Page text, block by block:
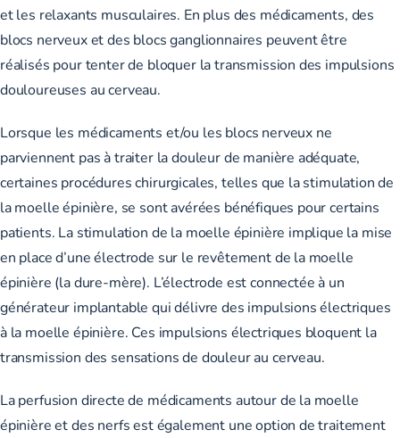
et les relaxants musculaires. En plus des médicaments, des
blocs nerveux et des blocs ganglionnaires peuvent être
réalisés pour tenter de bloquer la transmission des impulsions
douloureuses au cerveau.
Lorsque les médicaments et/ou les blocs nerveux ne
parviennent pas à traiter la douleur de manière adéquate,
certaines procédures chirurgicales, telles que la stimulation de
la moelle épinière, se sont avérées bénéfiques pour certains
patients. La stimulation de la moelle épinière implique la mise
en place d’une électrode sur le revêtement de la moelle
épinière (la dure-mère). L’électrode est connectée à un
générateur implantable qui délivre des impulsions électriques
à la moelle épinière. Ces impulsions électriques bloquent la
transmission des sensations de douleur au cerveau.
La perfusion directe de médicaments autour de la moelle
épinière et des nerfs est également une option de traitement